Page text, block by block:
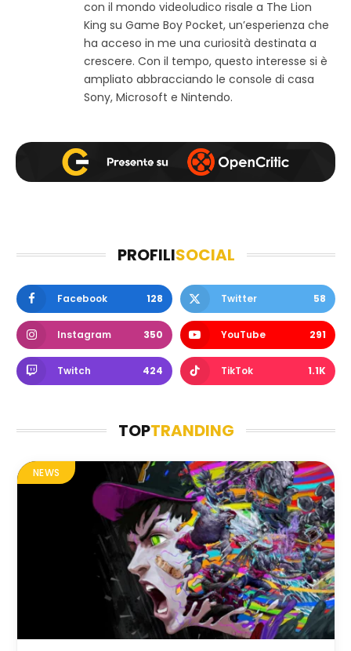
m
con il mondo videoludico risale a The Lion
King su Game Boy Pocket, un’esperienza che
ha acceso in me una curiosità destinata a
crescere. Con il tempo, questo interesse si è
ampliato abbracciando le console di casa
Sony, Microsoft e Nintendo.
PROFILISOCIAL
Facebook 128 Twitter 58
Instagram 350 YouTube 291
Twitch 424 TikTok 1.1K
TOPTRANDING
NEWS